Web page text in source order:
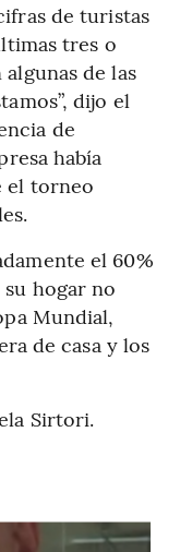
de turistas
tres o
de las
dijo el
de
había
el torneo
el 60%
hogar no
Mundial,
de casa y los
Sirtori.